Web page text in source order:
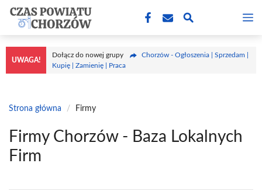
Przejdź
treści
UWAGA!
Dołącz do nowej grupy
Chorzów - Ogłoszenia | Sprzedam |
Kupię | Zamienię | Praca
Strona główna / Firmy
Firmy Chorzów - Baza Lokalnych
Firm